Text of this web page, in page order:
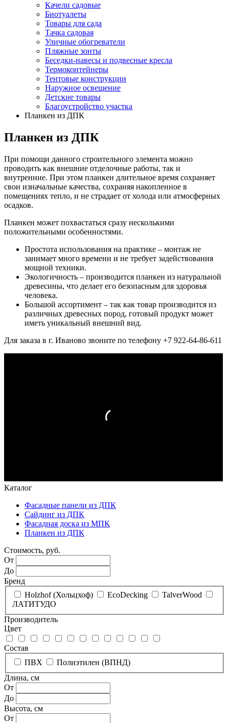
Качели садовые
Биотуалеты
Товары для сада
Тачка садовая
Уличные обогреватели
Пляжные зонты
Беседки-навесы и подвесные кресла
Термоконтейнеры
Тентовые конструкции
Наружное освещение
Детские товары
Благоустройство участка
Планкен из ДПК
Планкен из ДПК
При помощи данного строительного элемента можно
проводить как внешние отделочные работы, так и
внутренние. При этом планкен длительное время сохраняет
свои изначальные качества, сохраняя накопленное в
помещениях тепло, и не страдает от холода или атмосферных
осадков.
Планкен может похвастаться сразу несколькими
положительными особенностями.
Простота использования на практике – монтаж не
занимает много времени и не требует задействования
мощной техники.
Экологичность – производится планкен из натуральной
древесины, что делает его безопасным для здоровья
человека.
Большой ассортимент – так как товар производится из
различных древесных пород, готовый продукт может
иметь уникальный внешний вид.
Для заказа в г. Иваново звоните по телефону +7 922-64-86-611
Каталог
Фасадные панели из ДПК
Сайдинг из ДПК
Фасадная доска из МПК
Планкен из ДПК
Стоимость, руб.
От
До
Бренд
Holzhof (Хольцхоф)
EcoDecking
TalverWood
ЛАТИТУДО
Производитель
Цвет
Состав
ПВХ
Полиэтилен (ВПНД)
Длина, см
От
До
Высота, см
От